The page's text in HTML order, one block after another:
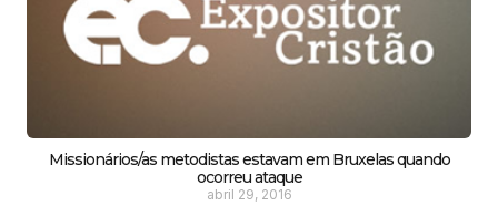
Missionários/as metodistas estavam em Bruxelas quando
ocorreu ataque
abril 29, 2016